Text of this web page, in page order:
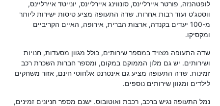
לופטהנזה, פורטר איירליינס, סונווינג איירליינס, יונייטד איירליינס,
ווסטג'ט ועוד רבות אחרות. שדה התעופה מציע טיסות ישירות ליותר
מ-100 יעדים בקנדה, ארצות הברית, אירופה, האיים הקריביים
ומקסיקו.
שדה התעופה מצויד במספר שירותים, כולל מגוון מסעדות, חנויות
ושירותים. יש גם מלון הממוקם במקום, ומספר חברות השכרת רכב
זמינות. שדה התעופה מציע גם אינטרנט אלחוטי חינם, אזור משחקים
לילדים ומגוון שירותים נוספים.
נמל התעופה נגיש ברכב, רכבת ואוטובוס. ישנם מספר חניונים זמינים,